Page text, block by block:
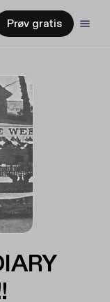
Prøv gratis